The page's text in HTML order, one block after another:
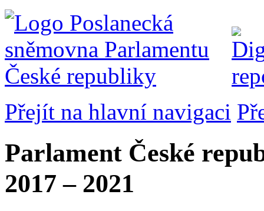
Přejít na hlavní navigaci
Parlament České
2017 – 2021